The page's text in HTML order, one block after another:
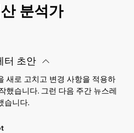
분석가
터 초안
새로 고치고 변경 사항을 적용하
했습니다. 그런 다음 주간 뉴스레
습니다.